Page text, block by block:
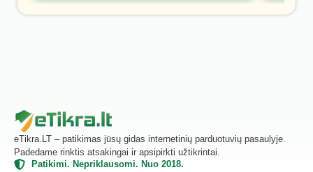
eTikra.LT – patikimas jūsų gidas internetinių parduotuvių pasaulyje.
Padedame rinktis atsakingai ir apsipirkti užtikrintai.
Patikimi. Nepriklausomi. Nuo 2018.